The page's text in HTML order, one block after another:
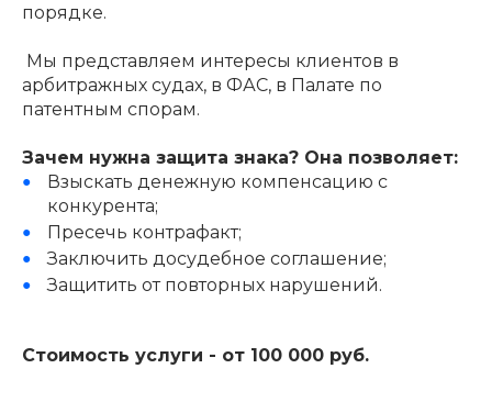
порядке.
Мы представляем интересы клиентов в
арбитражных судах, в ФАС, в Палате по
патентным спорам.
Зачем нужна защита знака? Она позволяет:
Взыскать денежную компенсацию с
конкурента;
Пресечь контрафакт;
Заключить досудебное соглашение;
Защитить от повторных нарушений.
Стоимость услуги - от 100 000 руб.